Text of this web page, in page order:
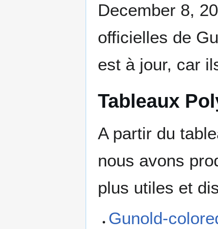
December 8,
officielles de
est à jour, car
Tableaux
A partir du
nous avons
plus utiles et
Gunold-